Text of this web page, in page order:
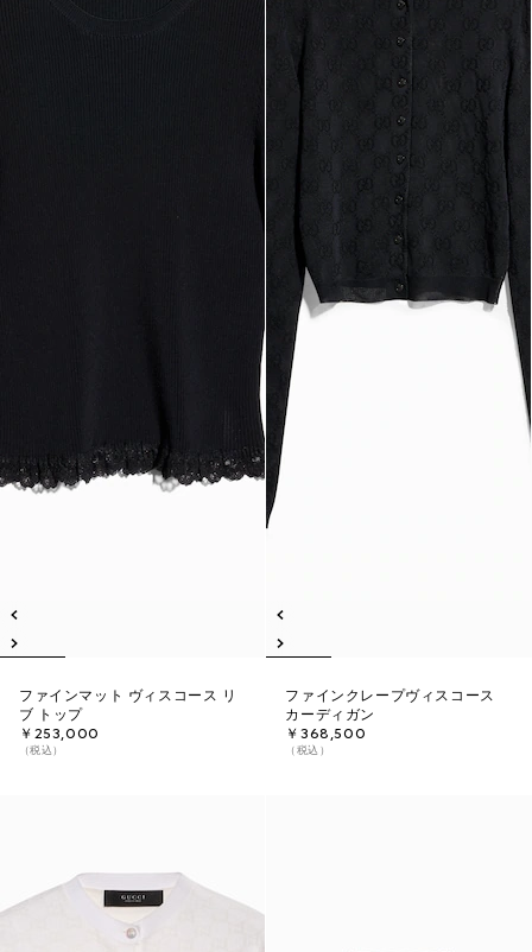
ファインマット ヴィスコース リ
ブ トップ
￥253,000
（税込）
ファインクレープヴィスコース
カーディガン
￥368,500
（税込）